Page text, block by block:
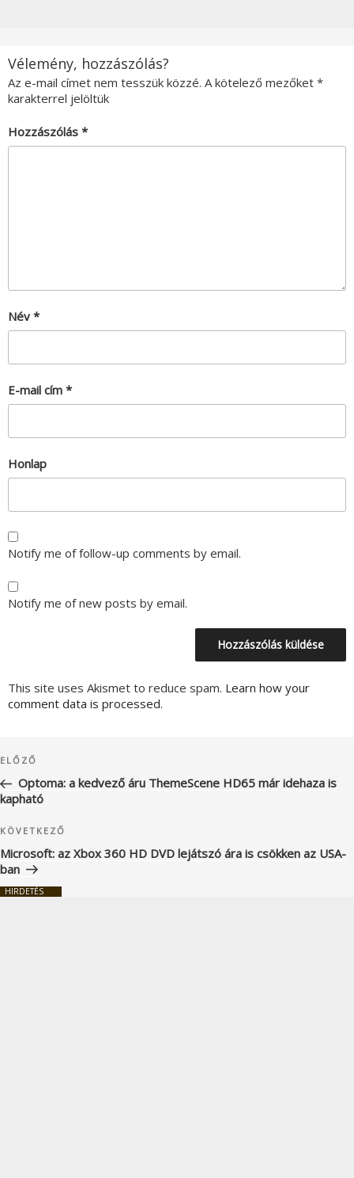
Vélemény, hozzászólás?
Az e-mail címet nem tesszük közzé. A kötelező mezőket *
karakterrel jelöltük
Hozzászólás *
Név *
E-mail cím *
Honlap
Notify me of follow-up comments by email.
Notify me of new posts by email.
This site uses Akismet to reduce spam. Learn how your
comment data is processed.
navigáció
Korábbi
bejegyzés
ELŐZŐ
Optoma: a kedvező áru ThemeScene HD65 már idehaza is
kapható
Következő
bejegyzés
KÖVETKEZŐ
Microsoft: az Xbox 360 HD DVD lejátszó ára is csökken az USA-
ban
HIRDETÉS